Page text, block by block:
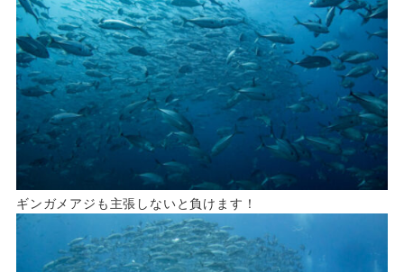
ギンガメアジも主張しないと負けます！